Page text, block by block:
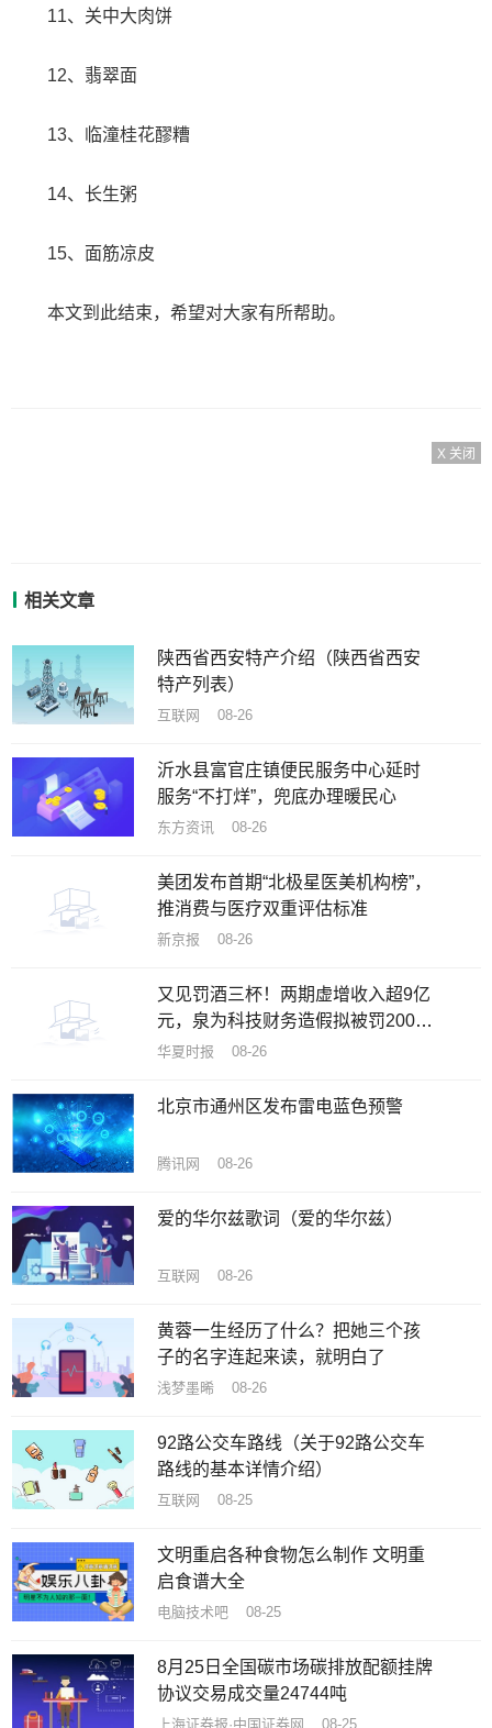
11、关中大肉饼
12、翡翠面
13、临潼桂花醪糟
14、长生粥
15、面筋凉皮
本文到此结束，希望对大家有所帮助。
X 关闭
相关文章
陕西省西安特产介绍（陕西省西安
特产列表）
互联网 08-26
沂水县富官庄镇便民服务中心延时
服务“不打烊”，兜底办理暖民心
东方资讯 08-26
美团发布首期“北极星医美机构榜”，
推消费与医疗双重评估标准
新京报 08-26
又见罚酒三杯！两期虚增收入超9亿
元，泉为科技财务造假拟被罚200万
元
华夏时报 08-26
北京市通州区发布雷电蓝色预警
腾讯网 08-26
爱的华尔兹歌词（爱的华尔兹）
互联网 08-26
黄蓉一生经历了什么？把她三个孩
子的名字连起来读，就明白了
浅梦墨晞 08-26
92路公交车路线（关于92路公交车
路线的基本详情介绍）
互联网 08-25
文明重启各种食物怎么制作 文明重
启食谱大全
电脑技术吧 08-25
8月25日全国碳市场碳排放配额挂牌
协议交易成交量24744吨
上海证券报·中国证券网 08-25